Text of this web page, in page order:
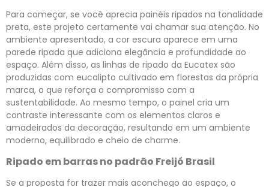
Para começar, se você aprecia painéis ripados na tonalidade
preta, este projeto certamente vai chamar sua atenção. No
ambiente apresentado, a cor escura aparece em uma
parede ripada que adiciona elegância e profundidade ao
espaço. Além disso, as linhas de ripado da Eucatex são
produzidas com eucalipto cultivado em florestas da própria
marca, o que reforça o compromisso com a
sustentabilidade. Ao mesmo tempo, o painel cria um
contraste interessante com os elementos claros e
amadeirados da decoração, resultando em um ambiente
moderno, equilibrado e cheio de charme.
Ripado em barras no padrão Freijó Brasil
Se a proposta for trazer mais aconchego ao espaço, o